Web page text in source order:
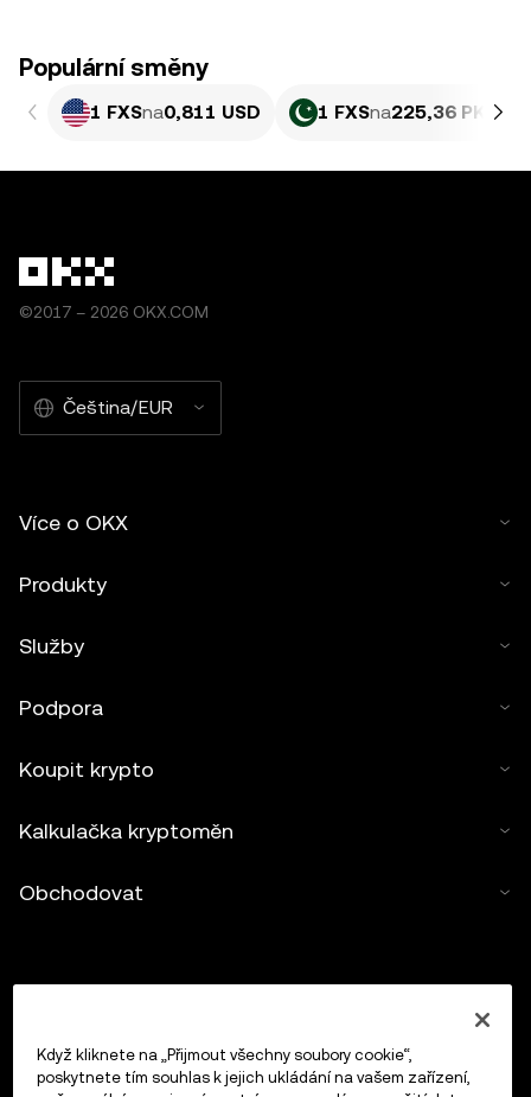
Populární směny
1 FXSna0,811 USD 1 FXSna225,36 PKR
©2017 – 2026 OKX.COM
Čeština/EUR
Více o OKX
Produkty
Služby
Podpora
Koupit krypto
Kalkulačka kryptoměn
Obchodovat
Když kliknete na „Přijmout všechny soubory cookie“,
poskytnete tím souhlas k jejich ukládání na vašem zařízení,